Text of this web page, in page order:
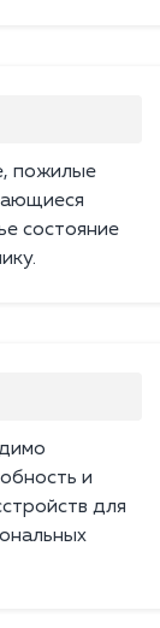
пожилые
состояние
и
для